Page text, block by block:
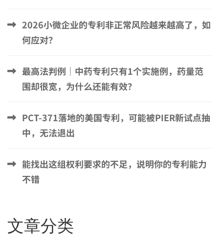
2026小微企业的专利非正常风险越来越高了，如
何应对？
最高法判例｜中药专利只有1个实施例，药量范
围却很宽，为什么还能有效？
PCT-371落地的美国专利，可能被PIER新试点抽
中，无法退出
能找出这组权利要求的不足，说明你的专利能力
不错
文章分类